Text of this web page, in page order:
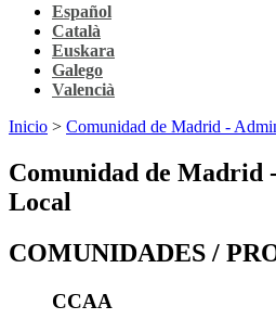
Español
Català
Euskara
Galego
Valencià
Inicio > Comunidad de Madrid -
Comunidad de Madrid
Local
COMUNIDADES /
CCAA